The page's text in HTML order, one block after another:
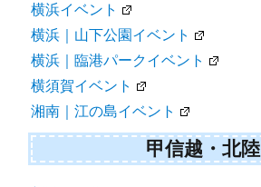
横浜イベント
横浜｜山下公園イベント
横浜｜臨港パークイベント
横須賀イベント
湘南｜江の島イベント
甲信越・北陸